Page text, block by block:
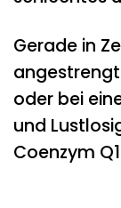
Gerade in
oder bei
und
Coenzym